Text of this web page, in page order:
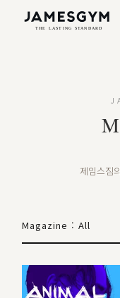
제임스짐
Magazine : All